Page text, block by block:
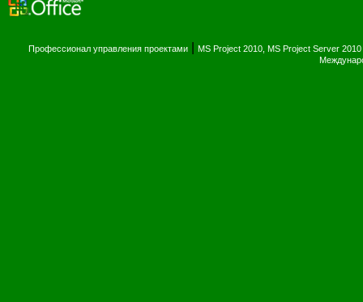
Профессионал управления проектами MS Project 2010, MS Project Server 2010